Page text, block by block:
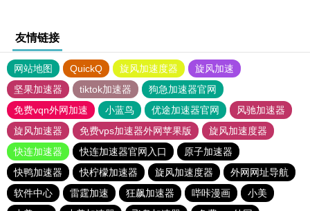
友情链接
网站地图 QuickQ 旋风加速度器
旋风加速
坚果加速器
tiktok加速器
狗急加速器官网
免费vqn外网加速
小蓝鸟 优途加速器官网
风驰加速器
旋风加速器
免费vps加速器外网苹果版
旋风加速度器
快连加速器
快连加速器官网入口
原子加速器
快鸭加速器
快柠檬加速器 旋风加速度器
外网网址导航
软件中心
雷霆加速 狂飙加速器 哔咔漫画
小美